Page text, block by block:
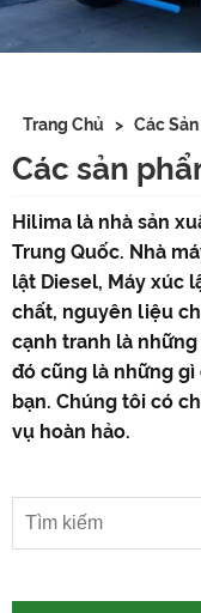
Trang Chủ > Các
Các sản
Hilima là nhà sản
Trung Quốc. Nhà
lật Diesel, Máy xúc
chất, nguyên liệu
cạnh tranh là
đó cũng là những
bạn. Chúng tôi có
vụ hoàn hảo.